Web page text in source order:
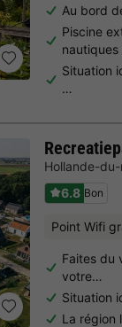
Au bord
Piscine
nautiques
Situation
…
Hollande-
6.8 Bon
Point Wifi
Faites du
votre…
Situation
La région